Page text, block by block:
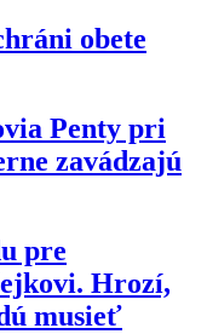
obete
Penty pri
zavádzajú
pre
Hrozí,
musieť